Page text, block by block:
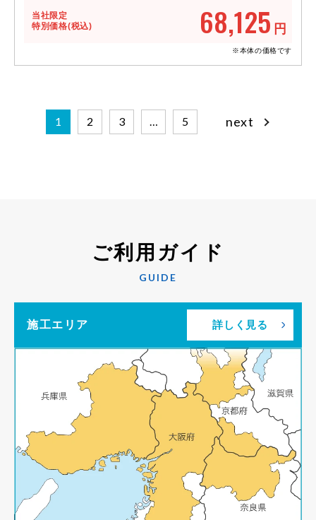
当社限定
特別価格(税込)
68,125 円
※本体の価格です
1 2 3 … 5 next
ご利用ガイド
GUIDE
施工エリア 詳しく見る